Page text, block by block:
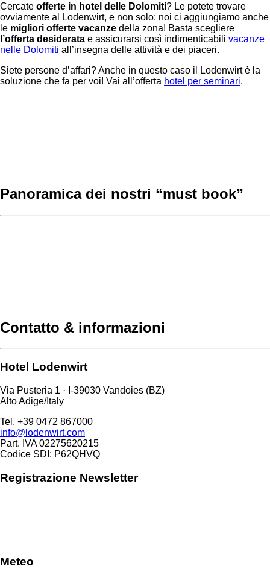
Cercate offerte in hotel delle Dolomiti? Le potete trovare
ovviamente al Lodenwirt, e non solo: noi ci aggiungiamo anche
le migliori offerte vacanze della zona! Basta scegliere
l’offerta desiderata e assicurarsi così indimenticabili vacanze
nelle Dolomiti all’insegna delle attività e dei piaceri.
Siete persone d’affari? Anche in questo caso il Lodenwirt è la
soluzione che fa per voi! Vai all’offerta hotel per seminari.
Panoramica dei nostri “must book”
Contatto & informazioni
Hotel Lodenwirt
Via Pusteria 1 · I-39030 Vandoies (BZ)
Alto Adige/Italy
Tel. +39 0472 867000
info@lodenwirt.com
Part. IVA 02275620215
Codice SDI: P62QHVQ
Registrazione Newsletter
Meteo